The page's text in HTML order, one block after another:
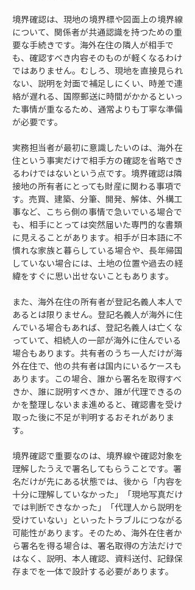
境界確認は、現地の境界標や図面上の境界線
について、関係者が共通認識を持つための重
要な手続きです。海外在住の隣人が相手で
も、確認すべき内容そのものが軽くなるわけ
ではありません。むしろ、現地を直接見られ
ない、説明を対面で補足しにくい、時差で連
絡が遅れる、国際郵送に時間がかかるといっ
た事情が重なるため、通常よりも丁寧な準備
が必要です。
実務担当者が最初に意識したいのは、海外在
住という事実だけで相手方の確認を省略でき
るわけではないという点です。境界確認は隣
接地の所有者にとっても財産に関わる事項で
す。売買、建築、分筆、開発、解体、外構工
事など、こちら側の事情で急いでいる場合で
も、相手にとっては突然届いた専門的な書類
に見えることがあります。相手が日本語に不
慣れな家族と暮らしている場合や、長年帰国
していない場合には、土地の位置や過去の経
緯をすぐに思い出せないこともあります。
また、海外在住の所有者が登記名義人本人で
あるとは限りません。登記名義人が海外に住
んでいる場合もあれば、登記名義人は亡くな
っていて、相続人の一部が海外に住んでいる
場合もあります。共有者のうち一人だけが海
外在住で、他の共有者は国内にいるケースも
あります。この場合、誰から署名を取得すべ
きか、誰に説明すべきか、誰が代理できるの
かを整理しないまま進めると、確認書を受け
取った後に不足が判明するおそれがありま
す。
境界確認で重要なのは、境界線や確認対象を
理解したうえで署名してもらうことです。署
名だけが先にある状態では、後から「内容を
十分に理解していなかった」「現地写真だけ
では判断できなかった」「代理人から説明を
受けていない」といったトラブルにつながる
可能性があります。そのため、海外在住者か
ら署名を得る場合は、署名取得の方法だけで
はなく、説明、本人確認、資料送付、記録保
存までを一体で設計する必要があります。